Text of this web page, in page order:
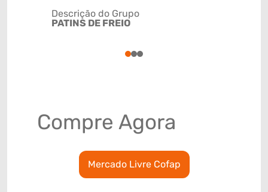
Descrição do Grupo
PATINS DE FREIO
123
Compre Agora
Mercado Livre Cofap